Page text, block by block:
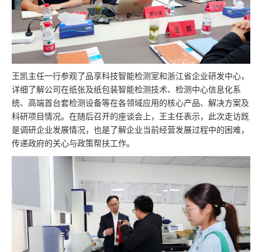
王凯主任一行参观了品享科技智能检测室和浙江省企业研发中心，
详细了解公司在纸张及纸包装智能检测技术、检测中心信息化系
统、高端首台套检测设备等在各领域应用的核心产品、解决方案及
科研项目情况。在随后召开的座谈会上，王主任表示，此次走访既
是调研企业发展情况，也是了解企业当前经营发展过程中的困难，
传递政府的关心与政策帮扶工作。